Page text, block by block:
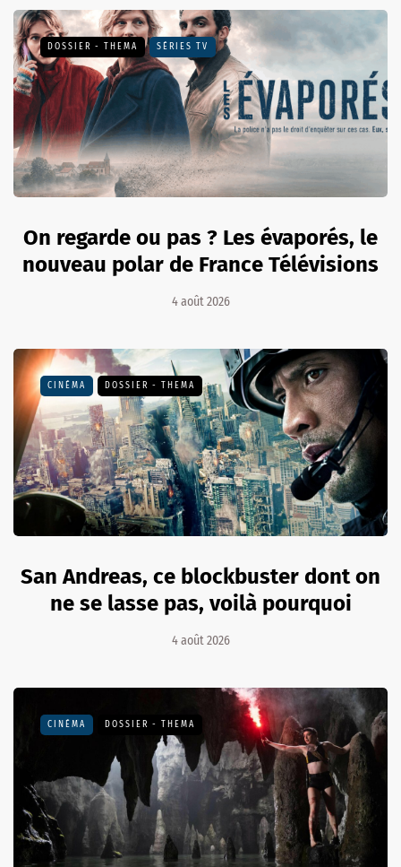
DOSSIER - THEMA SÉRIES TV
On regarde ou pas ? Les évaporés, le
nouveau polar de France Télévisions
4 août 2026
CINÉMA DOSSIER - THEMA
San Andreas, ce blockbuster dont on
ne se lasse pas, voilà pourquoi
4 août 2026
CINÉMA DOSSIER - THEMA